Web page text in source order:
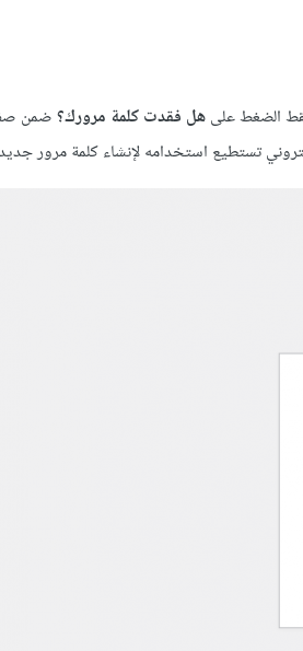
الضغط علىهل فقدت كلمة مرورك؟ضمن
تستطيع استخدامه لإنشاء كلمة مرور